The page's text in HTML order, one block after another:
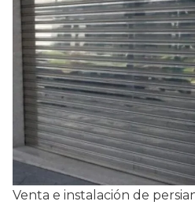
Venta e instalación de